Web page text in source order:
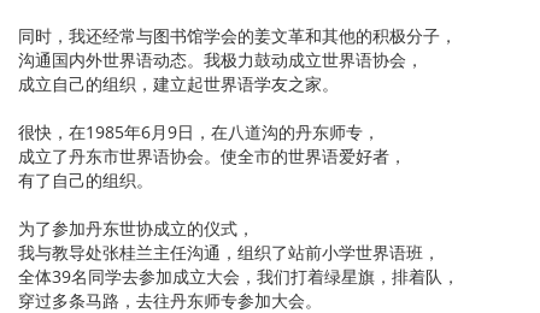
同时，我还经常与图书馆学会的姜文革和其他的积极分子，
沟通国内外世界语动态。我极力鼓动成立世界语协会，
成立自己的组织，建立起世界语学友之家。
很快，在1985年6月9日，在八道沟的丹东师专，
成立了丹东市世界语协会。使全市的世界语爱好者，
有了自己的组织。
为了参加丹东世协成立的仪式，
我与教导处张桂兰主任沟通，组织了站前小学世界语班，
全体39名同学去参加成立大会，我们打着绿星旗，排着队，
穿过多条马路，去往丹东师专参加大会。